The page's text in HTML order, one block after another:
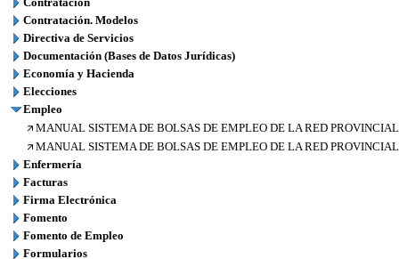
Contratación. Modelos
Directiva de Servicios
Documentación (Bases de Datos Jurídicas)
Economía y Hacienda
Elecciones
Empleo
MANUAL SISTEMA DE BOLSAS DE EMPLEO DE LA RED
MANUAL SISTEMA DE BOLSAS DE EMPLEO DE LA RED
Enfermería
Facturas
Firma Electrónica
Fomento
Fomento de Empleo
Formularios